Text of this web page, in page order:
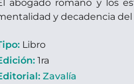
abogado romano y los
y decadencia
Libro
1ra
Zavalía